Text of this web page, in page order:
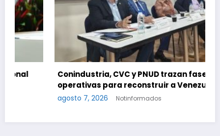
Conindustria, CVC y PNUD trazan fases
operativas para reconstruir a Venezuela
agosto 7, 2026 Notinformados